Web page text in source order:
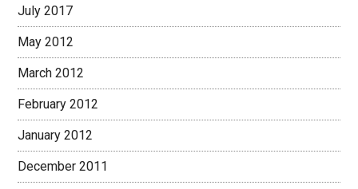
July 2017
May 2012
March 2012
February 2012
January 2012
December 2011